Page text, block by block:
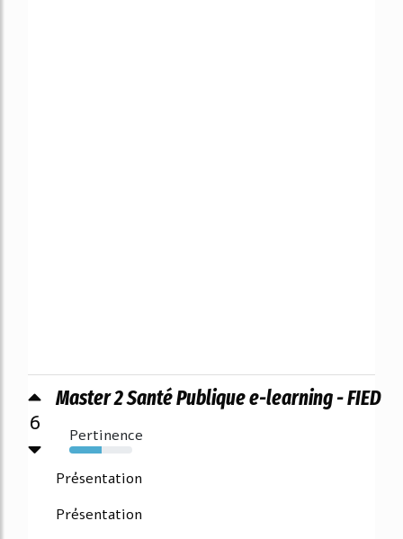
6
Master 2 Santé Publique e-learning - FIED
Pertinence
51%
Présentation
Présentation